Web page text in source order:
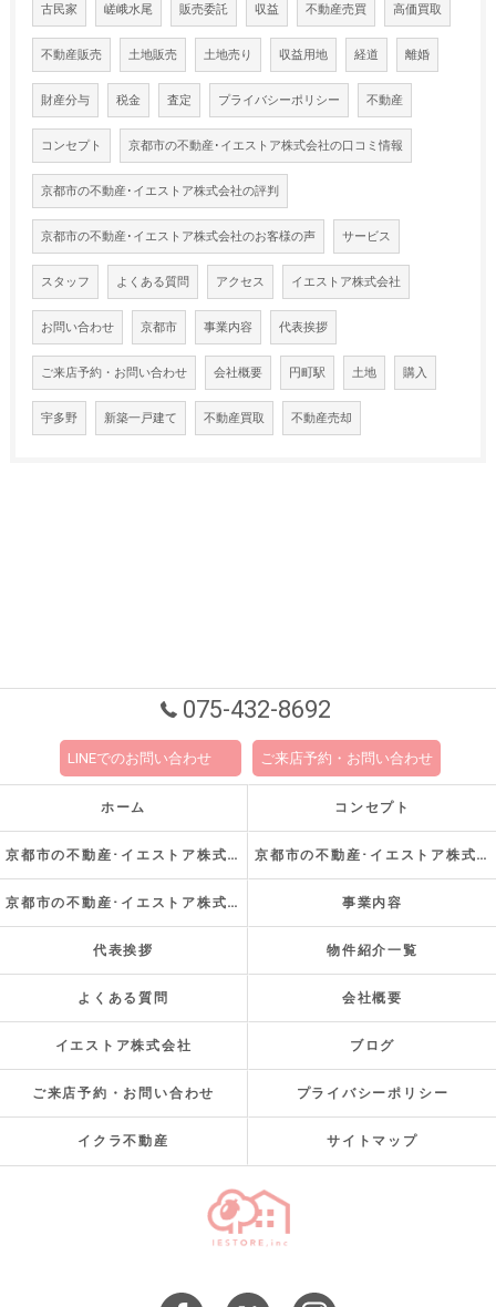
古民家 嵯峨水尾 販売委託 収益 不動産売買 高価買取
不動産販売 土地販売 土地売り 収益用地 経道 離婚
財産分与 税金 査定 プライバシーポリシー 不動産
コンセプト 京都市の不動産･イエストア株式会社の口コミ情報
京都市の不動産･イエストア株式会社の評判
京都市の不動産･イエストア株式会社のお客様の声 サービス
スタッフ よくある質問 アクセス イエストア株式会社
お問い合わせ 京都市 事業内容 代表挨拶
ご来店予約・お問い合わせ 会社概要 円町駅 土地 購入
宇多野 新築一戸建て 不動産買取 不動産売却
075-432-8692
LINEでのお問い合わせ ご来店予約・お問い合わせ
ホーム コンセプト
京都市の不動産･イエストア株式会社の口コミ情報 京都市の不動産･イエストア株式会社の評判
京都市の不動産･イエストア株式会社のお客様の声 事業内容
代表挨拶 物件紹介一覧
よくある質問 会社概要
イエストア株式会社 ブログ
ご来店予約・お問い合わせ プライバシーポリシー
イクラ不動産 サイトマップ